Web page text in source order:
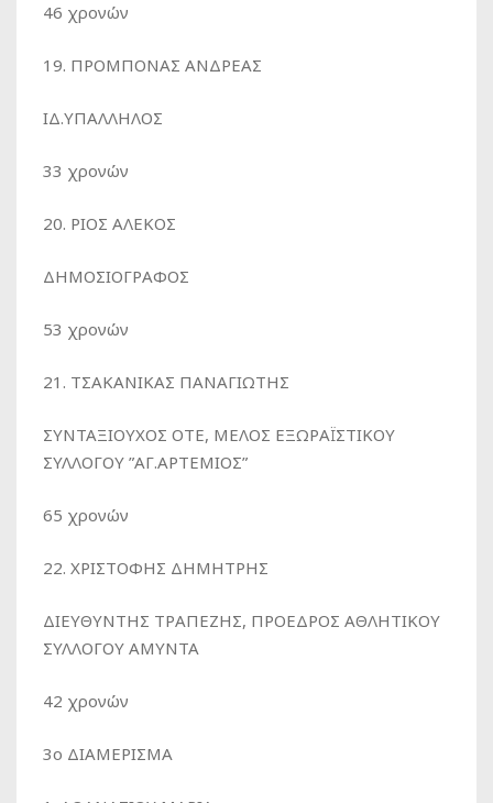
46 χρονών
19. ΠΡΟΜΠΟΝΑΣ ΑΝΔΡΕΑΣ
ΙΔ.ΥΠΑΛΛΗΛΟΣ
33 χρονών
20. ΡΙΟΣ ΑΛΕΚΟΣ
ΔΗΜΟΣΙΟΓΡΑΦΟΣ
53 χρονών
21. ΤΣΑΚΑΝΙΚΑΣ ΠΑΝΑΓΙΩΤΗΣ
ΣΥΝΤΑΞΙΟΥΧΟΣ ΟΤΕ, ΜΕΛΟΣ ΕΞΩΡΑΪΣΤΙΚΟΥ
ΣΥΛΛΟΓΟΥ ”ΑΓ.ΑΡΤΕΜΙΟΣ”
65 χρονών
22. ΧΡΙΣΤΟΦΗΣ ΔΗΜΗΤΡΗΣ
ΔΙΕΥΘΥΝΤΗΣ ΤΡΑΠΕΖΗΣ, ΠΡΟΕΔΡΟΣ ΑΘΛΗΤΙΚΟΥ
ΣΥΛΛΟΓΟΥ AMΥΝΤΑ
42 χρονών
3ο ΔΙΑΜΕΡΙΣΜΑ